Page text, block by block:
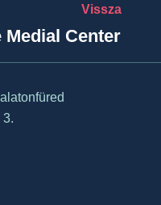
Vissza
Medial Center
3.